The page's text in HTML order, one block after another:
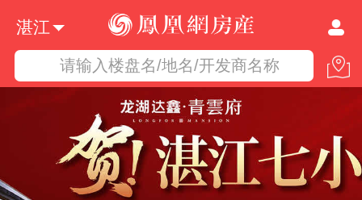
湛江
请输入楼盘名/地名/开发商名称